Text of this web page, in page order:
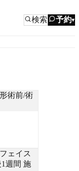
検索 予約▾